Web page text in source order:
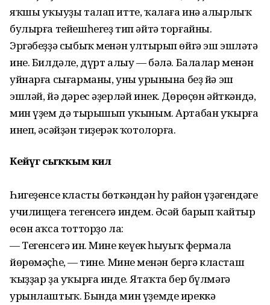
яҡшы уҡыуҙы талап итте, ҡалаға инә алырлыҡ
булырға тейешһегеҙ тип әйтә торғайны.
Эргәбеҙҙә сыбыҡ менән ултырып өйгә эш эшләтә
ине. Билдәле, дүрт алыу — бәлә. Балалар менән
уйнарға сығарманы, уның урынына беҙ йә эш
эшләй, йә дәрес әҙерләй инек. Дөрөҫөн әйткәндә,
мин үҙем дә тырышып уҡыным. Артабан уҡырға
инеп, әсәйҙән тиҙерәк ҡотолорға.
Кейәүгә сыҡҡым килә
Һигеҙенсе класты бөткәндән һуң район үҙәгендәге
училищеға тегенсегә индем. Әсәй барып ҡайтыр
өсөн аҡса тотторҙо ла:
— Тегенсегә ин. Минең кеүек һыуыҡ фермала
йөрөмәҫһең, — тине. Минең менән бергә класташ
ҡыҙҙар ҙа уҡырға инде. Ятаҡта бер бүлмәгә
урынлаштыҡ. Бында мин үҙемде иреккә